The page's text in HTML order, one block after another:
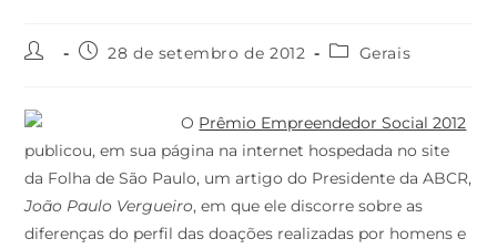
28 de setembro de 2012 Gerais
O Prêmio Empreendedor Social 2012
publicou, em sua página na internet hospedada no site
da Folha de São Paulo, um artigo do Presidente da ABCR,
João Paulo Vergueiro, em que ele discorre sobre as
diferenças do perfil das doações realizadas por homens e